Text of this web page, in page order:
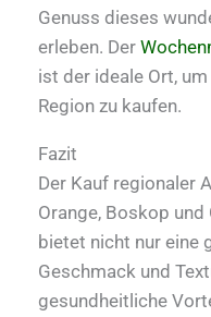
Genuss dieses
erleben. Der
ist der ideale Ort,
Region zu kaufen.
Fazit
Der Kauf regionaler
Orange, Boskop
bietet nicht nur eine
Geschmack und
gesundheitliche